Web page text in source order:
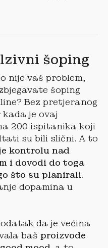
šoping
nije vaš problem,
šoping
Bez pretjeranog
je ovaj
200 ispitanika koji
su bili slični. A to
kontrolu nad
i dovodi do toga
što su planirali.
dopamina u
da je većina
baš proizvode